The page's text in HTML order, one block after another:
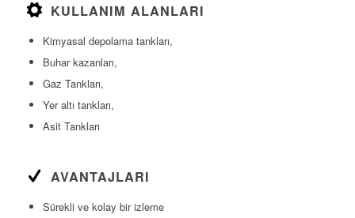
KULLANIM ALANLARI
Kimyasal depolama tankları,
Buhar kazanları,
Gaz Tankları,
Yer altı tankları,
Asit Tankları
AVANTAJLARI
Sürekli ve kolay bir izleme